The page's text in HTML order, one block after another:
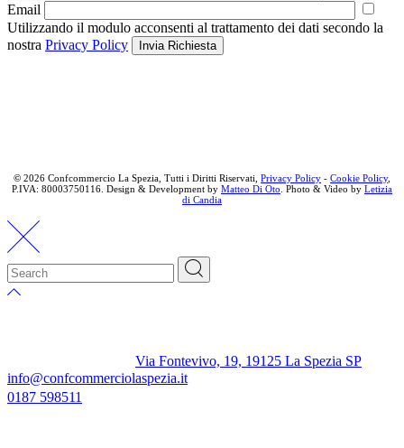
Email
Utilizzando il modulo acconsenti al trattamento dei dati secondo la
nostra Privacy Policy Invia Richiesta
© 2026 Confcommercio La Spezia, Tutti i Diritti Riservati, Privacy Policy - Cookie Policy,
P.IVA: 80003750116. Design & Development by Matteo Di Oto . Photo & Video by Letizia
di Candia
Via Fontevivo, 19, 19125 La Spezia SP
info@confcommerciolaspezia.it
0187 598511